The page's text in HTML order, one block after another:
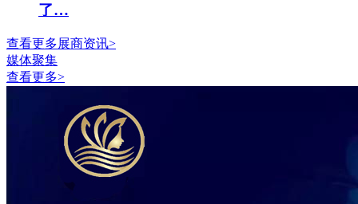
了…
查看更多展商资讯>
媒体聚集
查看更多>